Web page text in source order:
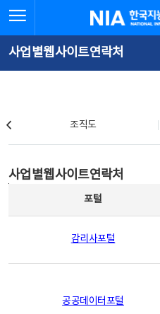
문
로
가
체
뉴
바
가
한국지능정보사
사업별웹사이트연락처
조직도
사업별웹사이트연락처
포털
감리사포털
공공데이터포털